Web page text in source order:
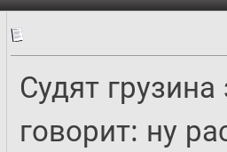
Судят
говорит: ну